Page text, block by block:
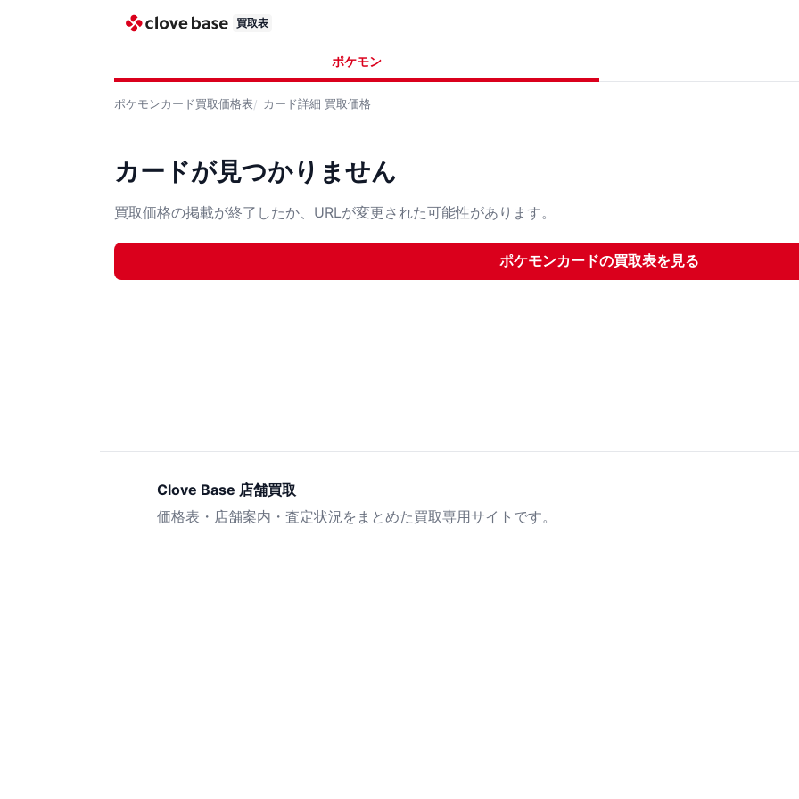
買取表
ポケモン
ポケモンカード買取価格表 カード詳細 買取価格
カードが見つかりません
買取価格の掲載が終了したか、URLが変更された可能性があります。
ポケモンカードの買取表を見る
Clove Base 店舗買取
価格表・店舗案内・査定状況をまとめた買取専用サイトです。